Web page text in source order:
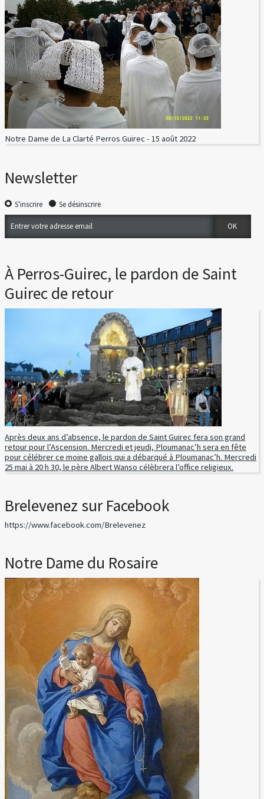
Notre Dame de La Clarté Perros Guirec - 15 août 2022
Newsletter
S'inscrire Se désinscrire
À Perros-Guirec, le pardon de Saint
Guirec de retour
Après deux ans d’absence, le pardon de Saint Guirec fera son grand
retour pour l’Ascension. Mercredi et jeudi, Ploumanac’h sera en fête
pour célébrer ce moine gallois qui a débarqué à Ploumanac’h. Mercredi
25 mai à 20 h 30, le père Albert Wanso célèbrera l’office religieux.
Brelevenez sur Facebook
https://www.facebook.com/Brelevenez
Notre Dame du Rosaire